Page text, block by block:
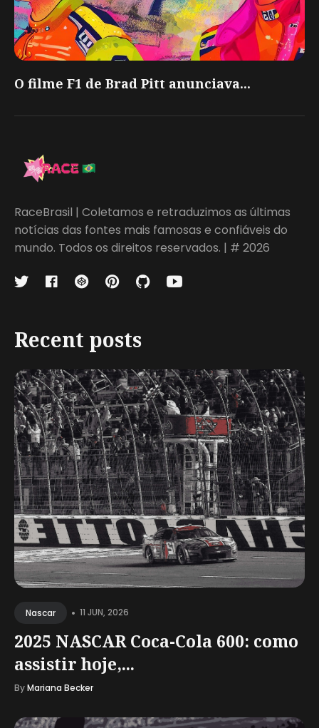
O filme F1 de Brad Pitt anunciava...
RaceBrasil | Coletamos e retraduzimos as últimas
notícias das fontes mais famosas e confiáveis do
mundo. Todos os direitos reservados. | # 2026
Recent posts
Nascar • 11 JUN, 2026
2025 NASCAR Coca-Cola 600: como
assistir hoje,...
ByMariana Becker